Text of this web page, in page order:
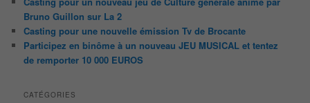
Bruno Guillon sur La 2
Casting pour une nouvelle émission Tv de Brocante
Participez en binôme à un nouveau JEU MUSICAL et tentez
de remporter 10 000 EUROS
CATÉGORIES